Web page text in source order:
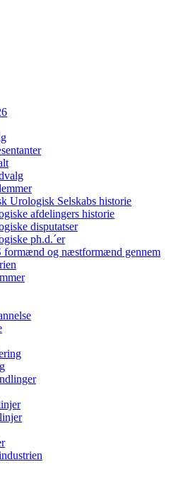
Urologisk Selskabs historie
afdelingers historie
disputatser
ph.d.´er
formænd og næstformænd gennem